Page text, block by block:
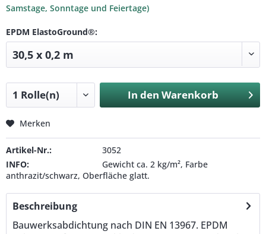
Samstage, Sonntage und Feiertage)
EPDM ElastoGround®:
In denWarenkorb
Merken
Artikel-Nr.:
3052
INFO:
Gewicht ca. 2 kg/m², Farbe
anthrazit/schwarz, Oberfläche glatt.
Beschreibung
Bauwerksabdichtung nach DIN EN 13967. EPDM